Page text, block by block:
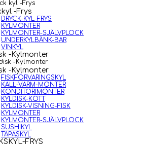
-Frys
DRYCK-KYL-FRYS
KYLMONTER
KYLMONTER-SJÄLVPLOCK
UNDERKYLBÄNK-BAR
VINKYL
-Kylmonter
-Kylmonter
FISKFÖRVARINGSKYL
KALL-VARM-MONTER
KONDITORIMONTER
KYLDISK-KÖTT
KYLDISK-VISNING-FISK
KYLMONTER
KYLMONTER-SJÄLVPLOCK
SUSHIKYL
TAPASKYL
FRYS